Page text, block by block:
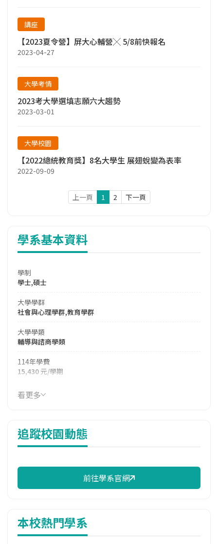
講座
【2023夏令營】屏大心輔營╳ 5/8前快報名
2023-04-27
大學考情
2023考大學選填志願六大趨勢
2023-03-01
大學校園
【2022總統教育獎】8名大學生 展翅蛻變為表率
2022-09-09
上一頁 1 2 下一頁
學系基本資料
學制
學士,碩士
大學學群
社會與心理學群,教育學群
大學學類
輔導與諮商學類
114年學費
15,430 元/學期
114年雜費
6,390 元/學期
92.50%
修輔系人數
113學年度下學期
學系電話
(08)7663800 #31301
看更多
追蹤校園動態
前往學系官網
本校熱門學系